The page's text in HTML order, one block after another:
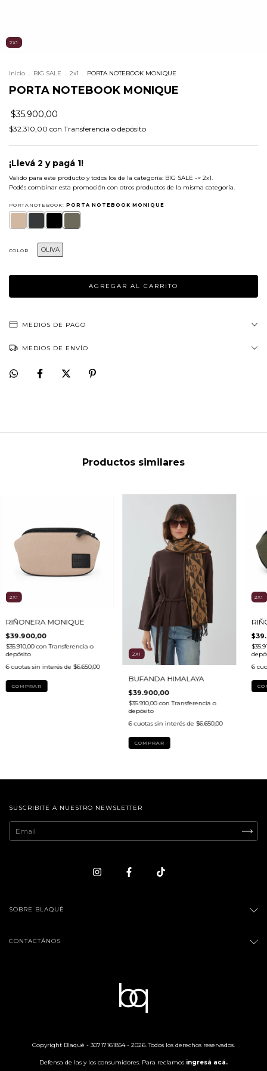
2X1
Inicio . BIG SALE . 2x1 . PORTA NOTEBOOK MONIQUE
PORTA NOTEBOOK MONIQUE
$35.900,00
$32.310,00 con Transferencia o depósito
¡Llevá 2 y pagá 1!
Válido para este producto y todos los de la categoría: BIG SALE -> 2x1.
Podés combinar esta promoción con otros productos de la misma categoría.
PORTANOTEBOOK: PORTA NOTEBOOK MONIQUE
COLOR OLIVA
MEDIOS DE PAGO
MEDIOS DE ENVÍO
Productos similares
2X1
RIÑONERA MONIQUE
$39.900,00
$35.910,00con Transferencia o
depósito
6 cuotas sin interés de $6.650,00
COMPRAR
2X1
BUFANDA HIMALAYA
$39.900,00
$35.910,00con Transferencia o
depósito
6 cuotas sin interés de $6.650,00
COMPRAR
2X1
6
SUSCRIBITE A NUESTRO NEWSLETTER
SOBRE BLAQUÈ
CONTACTÁNOS
Copyright Blaquè - 30717161854 - 2026. Todos los derechos reservados.
Defensa de las y los consumidores. Para reclamos ingresá acá.